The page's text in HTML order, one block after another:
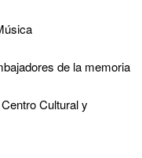
de la memoria
Cultural y